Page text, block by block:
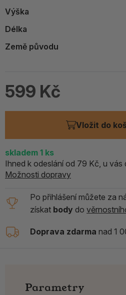
Výška
Délka
Země původu
599 Kč
Vložit do
skladem 1 ks
Ihned k odeslání od 79 Kč, u vás
Možnosti dopravy
Po přihlášení můžete za
získat body do
Doprava zdarma nad 1
Parametry